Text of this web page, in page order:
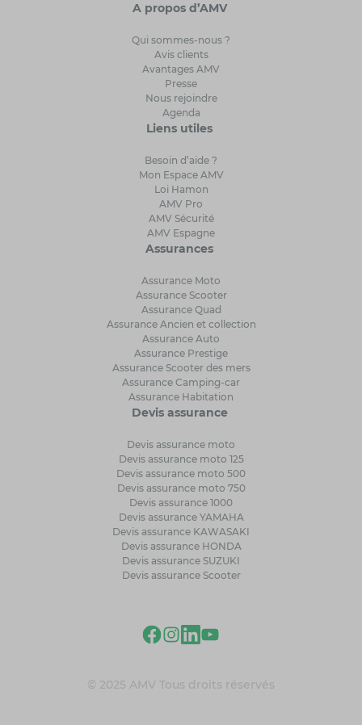
A propos d’AMV
Qui sommes-nous ?
Avis clients
Avantages AMV
Presse
Nous rejoindre
Agenda
Liens utiles
Besoin d’aide ?
Mon Espace AMV
Loi Hamon
AMV Pro
AMV Sécurité
AMV Espagne
Assurances
Assurance Moto
Assurance Scooter
Assurance Quad
Assurance Ancien et collection
Assurance Auto
Assurance Prestige
Assurance Scooter des mers
Assurance Camping-car
Assurance Habitation
Devis assurance
Devis assurance moto
Devis assurance moto 125
Devis assurance moto 500
Devis assurance moto 750
Devis assurance 1000
Devis assurance YAMAHA
Devis assurance KAWASAKI
Devis assurance HONDA
Devis assurance SUZUKI
Devis assurance Scooter
© 2025 AMV Tous droits réservés